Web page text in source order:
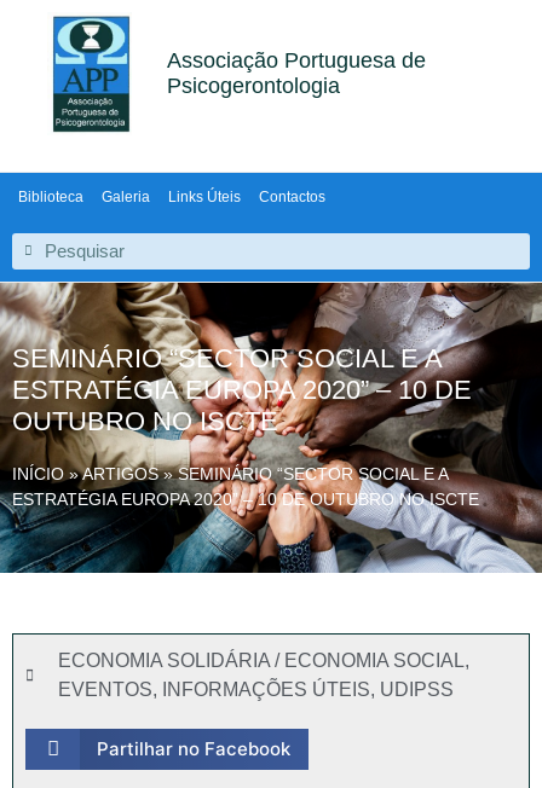
Associação Portuguesa de
Psicogerontologia
Biblioteca Galeria Links Úteis Contactos
SEMINÁRIO “SECTOR SOCIAL E A
ESTRATÉGIA EUROPA 2020” – 10 DE
OUTUBRO NO ISCTE
INÍCIO »ARTIGOS»SEMINÁRIO “SECTOR SOCIAL E A
ESTRATÉGIA EUROPA 2020” – 10 DE OUTUBRO NO ISCTE
ECONOMIA SOLIDÁRIA / ECONOMIA SOCIAL,
EVENTOS, INFORMAÇÕES ÚTEIS, UDIPSS
Partilhar no Facebook